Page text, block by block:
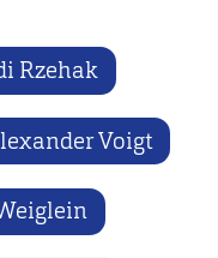
Rzehak
Voigt